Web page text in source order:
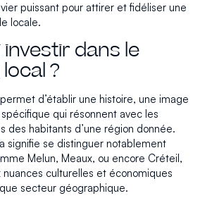
puissant pour attirer et fidéliser une
locale.
dans le
?
d’établir une histoire, une image
qui résonnent avec les
des habitants d’une région donnée.
signifie se distinguer notablement
Melun, Meaux, ou encore Créteil,
nuances culturelles et économiques
secteur géographique.